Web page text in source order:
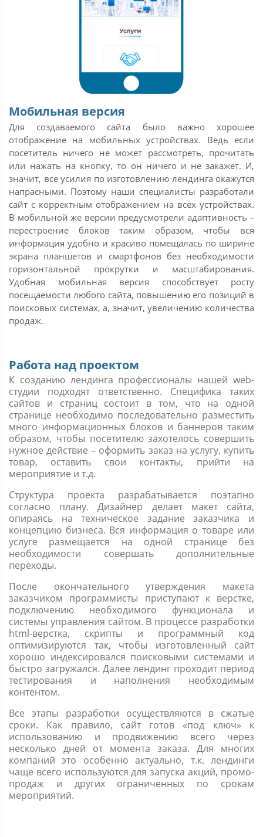
Мобильная версия
Для создаваемого сайта было важно хорошее
отображение на мобильных устройствах. Ведь если
посетитель ничего не может рассмотреть, прочитать
или нажать на кнопку, то он ничего и не закажет. И,
значит, все усилия по изготовлению лендинга окажутся
напрасными. Поэтому наши специалисты разработали
сайт с корректным отображением на всех устройствах.
В мобильной же версии предусмотрели адаптивность –
перестроение блоков таким образом, чтобы вся
информация удобно и красиво помещалась по ширине
экрана планшетов и смартфонов без необходимости
горизонтальной прокрутки и масштабирования.
Удобная мобильная версия способствует росту
посещаемости любого сайта, повышению его позиций в
поисковых системах, а, значит, увеличению количества
продаж.
Работа над проектом
К созданию лендинга профессионалы нашей web-
студии подходят ответственно. Специфика таких
сайтов и страниц состоит в том, что на одной
странице необходимо последовательно разместить
много информационных блоков и баннеров таким
образом, чтобы посетителю захотелось совершить
нужное действие – оформить заказ на услугу, купить
товар, оставить свои контакты, прийти на
мероприятие и т.д.
Структура проекта разрабатывается поэтапно
согласно плану. Дизайнер делает макет сайта,
опираясь на техническое задание заказчика и
концепцию бизнеса. Вся информация о товаре или
услуге размещается на одной странице без
необходимости совершать дополнительные
переходы.
После окончательного утверждения макета
заказчиком программисты приступают к верстке,
подключению необходимого функционала и
системы управления сайтом. В процессе разработки
html-верстка, скрипты и программный код
оптимизируются так, чтобы изготовленный сайт
хорошо индексировался поисковыми системами и
быстро загружался. Далее лендинг проходит период
тестирования и наполнения необходимым
контентом.
Все этапы разработки осуществляются в сжатые
сроки. Как правило, сайт готов «под ключ» к
использованию и продвижению всего через
несколько дней от момента заказа. Для многих
компаний это особенно актуально, т.к. лендинги
чаще всего используются для запуска акций, промо-
продаж и других ограниченных по срокам
мероприятий.